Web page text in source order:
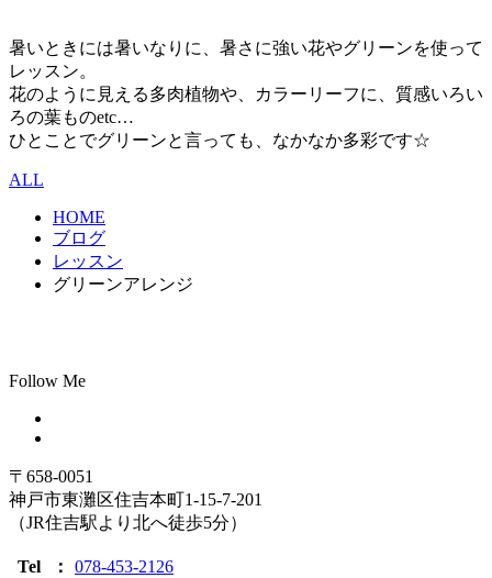
暑いときには暑いなりに、暑さに強い花やグリーンを使って
レッスン。
花のように見える多肉植物や、カラーリーフに、質感いろい
ろの葉ものetc…
ひとことでグリーンと言っても、なかなか多彩です☆
ALL
HOME
ブログ
レッスン
グリーンアレンジ
Follow Me
〒658-0051
神戸市東灘区住吉本町1-15-7-201
（JR住吉駅より北へ徒歩5分）
Tel ：
078-453-2126